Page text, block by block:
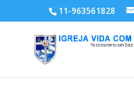
11-963561828